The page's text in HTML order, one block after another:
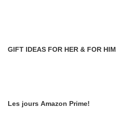
GIFT IDEAS FOR HER & FOR HIM
Les jours Amazon Prime!